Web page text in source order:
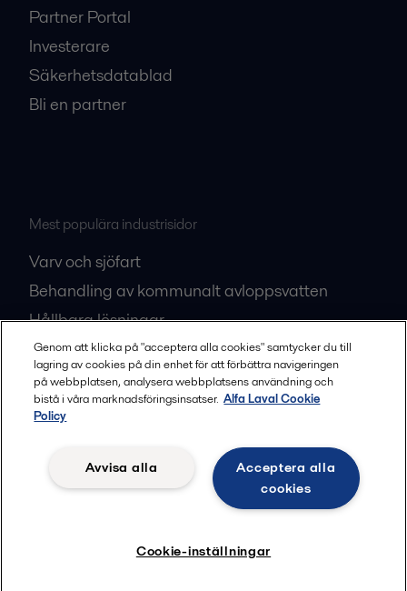
Partner Portal
Investerare
Säkerhetsdatablad
Bli en partner
Mest populära industrisidor
Varv och sjöfart
Behandling av kommunalt avloppsvatten
Hållbara lösningar
Kylning och värmeåtervinning i datacenter
Bearbetning av växtbaserade drycker
Bioteknik
Mest populära produktsidor
Genom att klicka på "acceptera alla cookies" samtycker du till
lagring av cookies på din enhet för att förbättra navigeringen
på webbplatsen, analysera webbplatsens användning och
bistå i våra marknadsföringsinsatser. Alfa Laval Cookie
Policy
Acceptera alla
cookies
Avvisa alla
Cookie-inställningar